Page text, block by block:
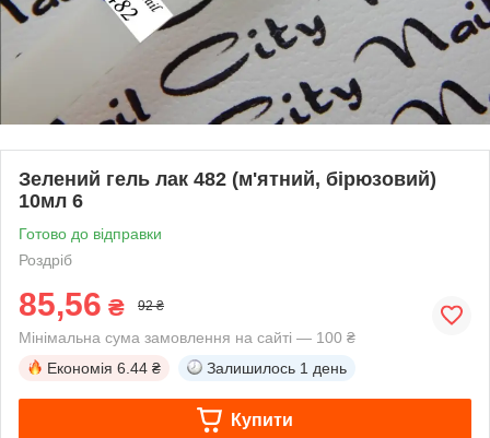
Зелений гель лак 482 (м'ятний, бірюзовий)
10мл 6
Готово до відправки
Роздріб
85,56 ₴ 92 ₴
Мінімальна сума замовлення на сайті — 100 ₴
Економія 6.44 ₴ Залишилось 1 день
Купити